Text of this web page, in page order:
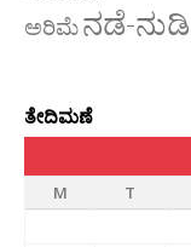
ಅರಿಮೆನಡೆ-ನುಡಿ
ತೇದಿಮಣೆ
M
T